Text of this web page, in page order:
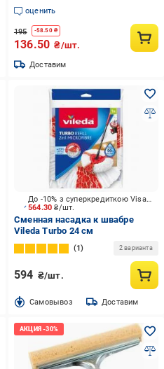
оценить
195 -58.50₴
136.50 ₴/шт.
Доставим
564.30₴/шт.
До -10% з суперкредиткою Visa Вигода
Сменная насадка к швабре
Vileda Turbo 24 см
1 2 варианта
594 ₴/шт.
Cамовывоз Доставим